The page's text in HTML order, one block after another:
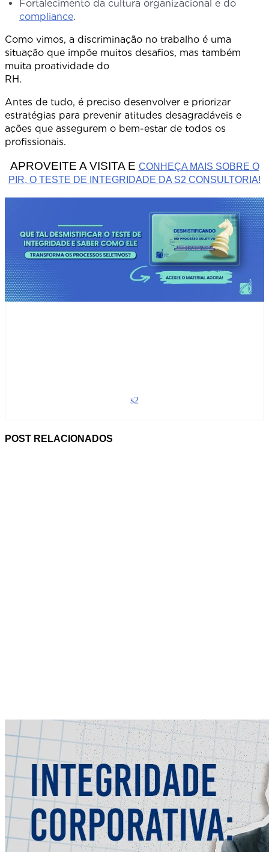
Fortalecimento da cultura organizacional e do
compliance.
Como vimos, a discriminação no trabalho é uma
situação que impõe muitos desafios, mas também
muita proatividade do
RH.
Antes de tudo, é preciso desenvolver e priorizar
estratégias para prevenir atitudes desagradáveis e
ações que assegurem o bem-estar de todos os
profissionais.
APROVEITE A VISITA E CONHEÇA MAIS SOBRE O
PIR, O TESTE DE INTEGRIDADE DA S2 CONSULTORIA!
s2
POST RELACIONADOS